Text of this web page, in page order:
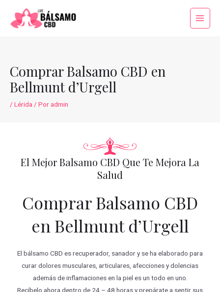
contenido
Main
Comprar Balsamo CBD en
Bellmunt d’Urgell
/ Lérida / Poradmin
El Mejor Balsamo CBD Que Te Mejora La
Salud
Comprar Balsamo CBD
en Bellmunt d’Urgell
El bálsamo CBD es recuperador, sanador y se ha elaborado para
curar dolores musculares, articulares, afecciones y dolencias
además de inflamaciones en la piel es un todo en uno.
Recíbelo ahora dentro de 24 – 48 horas y prepárate a sentir sus